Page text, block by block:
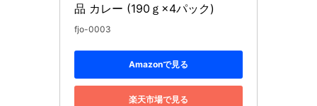
品 カレー (190ｇ×4パック)
fjo-0003
Amazonで見る
楽天市場で見る